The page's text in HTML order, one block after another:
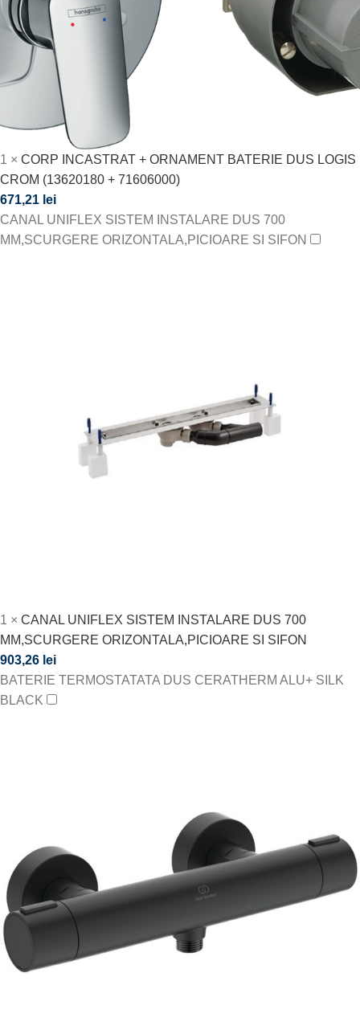
1 × CORP INCASTRAT + ORNAMENT BATERIE DUS LOGIS
CROM (13620180 + 71606000)
671,21 lei
CANAL UNIFLEX SISTEM INSTALARE DUS 700
MM,SCURGERE ORIZONTALA,PICIOARE SI SIFON
1 × CANAL UNIFLEX SISTEM INSTALARE DUS 700
MM,SCURGERE ORIZONTALA,PICIOARE SI SIFON
903,26 lei
BATERIE TERMOSTATATA DUS CERATHERM ALU+ SILK
BLACK